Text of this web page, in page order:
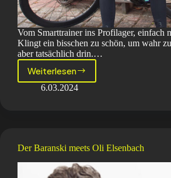
Vom Smarttrainer ins Profilager, einfach
Klingt ein bisschen zu schön, um wahr
aber tatsächlich drin.…
Weiterlesen
Der
Baranski
6.03.2024
Der Baranski meets Oli Elsenbach